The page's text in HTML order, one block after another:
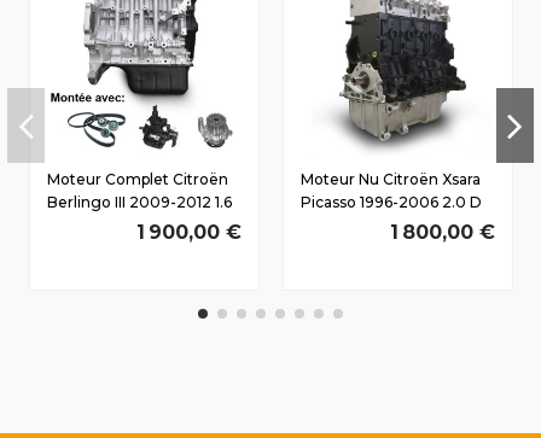
Moteur Complet Citroën
Berlingo III 2009-2012 1.6
D HDi 9HX(DV6ATED4)
1 900,00 €
Moteur Nu Citroën Xsara
Picasso 1996-2006 2.0 D
HDi RHY(DW10TD) 66/90
1 800,00 €